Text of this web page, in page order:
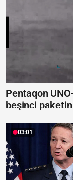
Pentaqon
beşinci
03:01